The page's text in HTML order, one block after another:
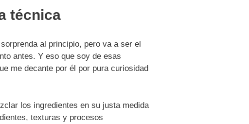
técnica
al principio, pero va a ser el
antes. Y eso que soy de esas
me decante por él por pura curiosidad
los ingredientes en su justa medida
texturas y procesos